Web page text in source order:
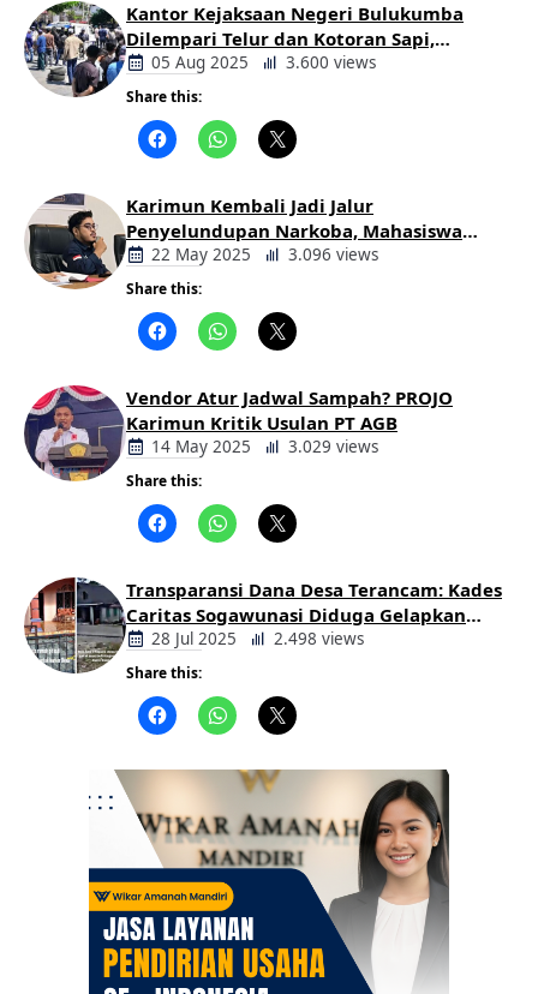
Kantor Kejaksaan Negeri Bulukumba
Dilempari Telur dan Kotoran Sapi,
Keluarga Korban Lakalantas Tuntut
Keadilan
05 Aug 2025 3.600 views
Share this:
Karimun Kembali Jadi Jalur
Penyelundupan Narkoba, Mahasiswa
Desak Pemkab dan Aparat Bertindak
Tegas
22 May 2025 3.096 views
Share this:
Vendor Atur Jadwal Sampah? PROJO
Karimun Kritik Usulan PT AGB
14 May 2025 3.029 views
Share this:
Transparansi Dana Desa Terancam: Kades
Caritas Sogawunasi Diduga Gelapkan
Bantuan untuk Warga
28 Jul 2025 2.498 views
Share this: